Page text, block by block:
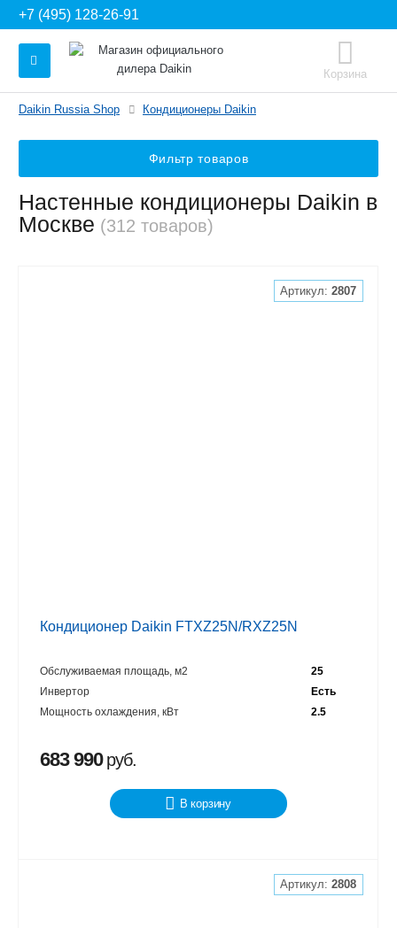
+7 (495) 128-26-91
Корзина
Daikin Russia Shop Кондиционеры Daikin
Фильтр товаров
Настенные кондиционеры Daikin в
Москве (312 товаров)
Артикул:2807
Кондиционер Daikin FTXZ25N/RXZ25N
Обслуживаемая площадь, м2
25
Инвертор
Есть
Мощность охлаждения, кВт
2.5
683 990руб.
В корзину
Артикул:2808